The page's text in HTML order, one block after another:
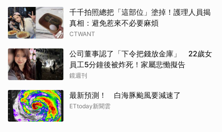
千千拍照總把「這部位」塗掉！護理人員揭
真相：避免惹來不必要麻煩
CTWANT
公司董事認了「下令把錢放金庫」 22歲女
員工5分鐘後被炸死！家屬悲慟擬告
鏡週刊
最新預測！ 白海豚颱風要減速了
ETtoday新聞雲